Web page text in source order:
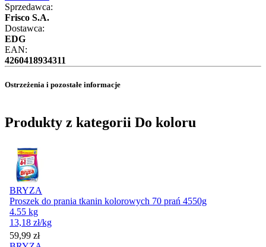
Sprzedawca:
Frisco S.A.
Dostawca:
EDG
EAN:
4260418934311
Ostrzeżenia i pozostałe informacje
Produkty z kategorii Do koloru
BRYZA
Proszek do prania tkanin kolorowych 70 prań 4550g
4.55 kg
13,18 zł/kg
Cena
59,99 zł